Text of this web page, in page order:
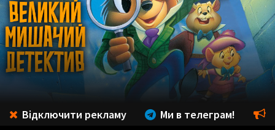
Відключити рекламу Ми в телеграм!